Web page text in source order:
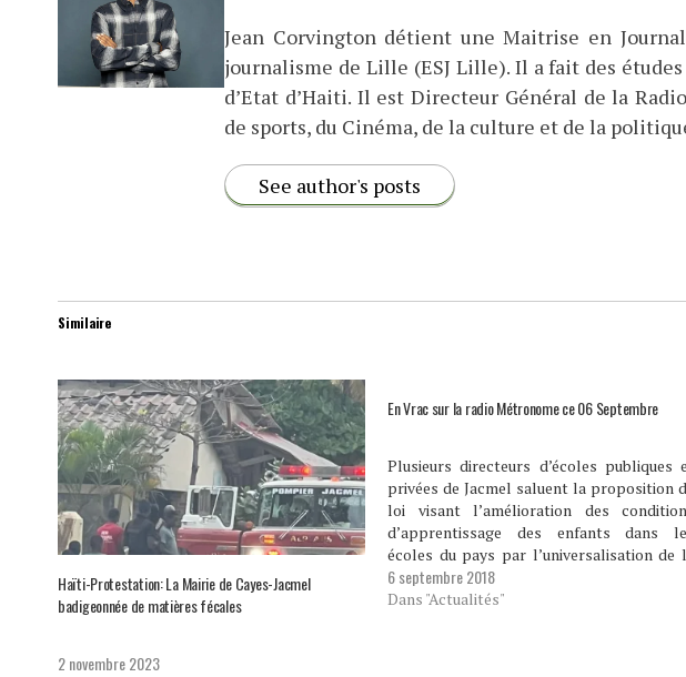
Jean Corvington détient une Maitrise en
journalisme de Lille (ESJ Lille). Il a fait des
d’Etat d’Haiti. Il est Directeur Général de la
de sports, du Cinéma, de la culture et de la
See author's posts
Similaire
Haïti-Protestation: La Mairie de Cayes-Jacmel
badigeonnée de matières fécales
2 novembre 2023
En Vrac sur la radio Métronome ce 06 Septembre
Plusieurs directeurs d’écoles publiques
privées de Jacmel saluent la proposition
loi visant l’amélioration des
d’apprentissage des enfants dans
écoles du pays par l’universalisation de
cantine scolaire, proposition de loi
présentée par un groupe de députés,
6 septembre 2018
Dans "Actualités"